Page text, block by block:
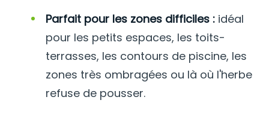
Parfait pour les zones difficiles : idéal
pour les petits espaces, les toits-
terrasses, les contours de piscine, les
zones très ombragées ou là où l'herbe
refuse de pousser.